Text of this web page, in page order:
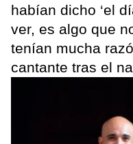
habían dicho ‘el
ver, es algo que
tenían mucha
cantante tras el